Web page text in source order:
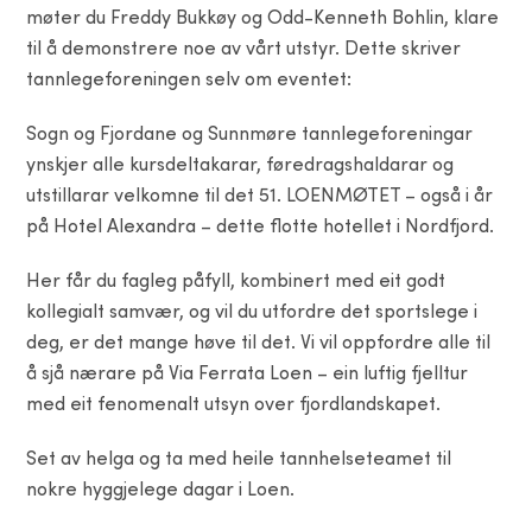
møter du Freddy Bukkøy og Odd-Kenneth Bohlin, klare
til å demonstrere noe av vårt utstyr. Dette skriver
tannlegeforeningen selv om eventet:
Sogn og Fjordane og Sunnmøre tannlegeforeningar
ynskjer alle kursdeltakarar, føredragshaldarar og
utstillarar velkomne til det 51. LOENMØTET – også i år
på Hotel Alexandra – dette flotte hotellet i Nordfjord.
Her får du fagleg påfyll, kombinert med eit godt
kollegialt samvær, og vil du utfordre det sportslege i
deg, er det mange høve til det. Vi vil oppfordre alle til
å sjå nærare på Via Ferrata Loen – ein luftig fjelltur
med eit fenomenalt utsyn over fjordlandskapet.
Set av helga og ta med heile tannhelseteamet til
nokre hyggjelege dagar i Loen.